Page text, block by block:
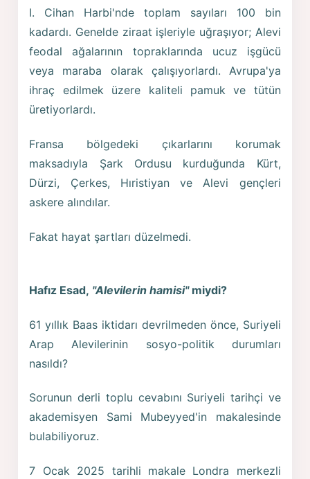
I. Cihan Harbi'nde toplam sayıları 100 bin
kadardı. Genelde ziraat işleriyle uğraşıyor; Alevi
feodal ağalarının topraklarında ucuz işgücü
veya maraba olarak çalışıyorlardı. Avrupa'ya
ihraç edilmek üzere kaliteli pamuk ve tütün
üretiyorlardı.
Fransa bölgedeki çıkarlarını korumak
maksadıyla Şark Ordusu kurduğunda Kürt,
Dürzi, Çerkes, Hıristiyan ve Alevi gençleri
askere alındılar.
Fakat hayat şartları düzelmedi.
Hafız Esad, "Alevilerin hamisi"miydi?
61 yıllık Baas iktidarı devrilmeden önce, Suriyeli
Arap Alevilerinin sosyo-politik durumları
nasıldı?
Sorunun derli toplu cevabını Suriyeli tarihçi ve
akademisyen Sami Mubeyyed'in makalesinde
bulabiliyoruz.
7 Ocak 2025 tarihli makale Londra merkezli